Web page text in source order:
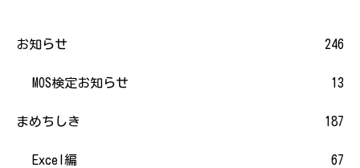
お知らせ 246
MOS検定お知らせ 13
まめちしき 187
Excel編 67